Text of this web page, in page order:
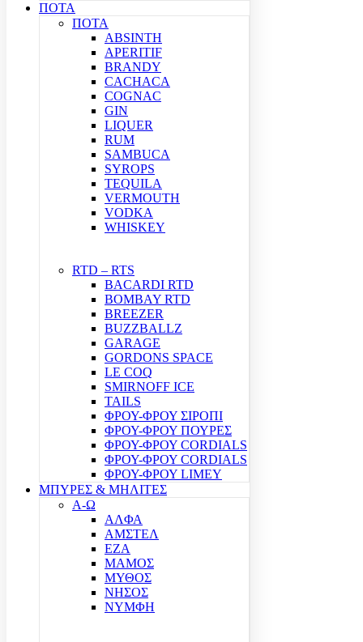
ΠΟΤΑ
ΠΟΤΑ
ABSINTH
APERITIF
BRANDY
CACHACA
COGNAC
GIN
LIQUER
RUM
SAMBUCA
SYROPS
TEQUILA
VERMOUTH
VODKA
WHISKEY
RTD – RTS
BACARDI RTD
BOMBAY RTD
BREEZER
BUZZBALLZ
GARAGE
GORDONS SPACE
LE COQ
SMIRNOFF ICE
TAILS
ΦΡΟΥ-ΦΡΟΥ ΣΙΡΟΠΙ
ΦΡΟΥ-ΦΡΟΥ ΠΟΥΡΕΣ
ΦΡΟΥ-ΦΡΟΥ CORDIALS
ΦΡΟΥ-ΦΡΟΥ CORDIALS
ΦΡΟΥ-ΦΡΟΥ LIMEY
ΜΠΥΡΕΣ & ΜΗΛΙΤΕΣ
Α-Ω
ΑΛΦΑ
ΑΜΣΤΕΛ
ΕΖΑ
ΜΑΜΟΣ
ΜΥΘΟΣ
ΝΗΣΟΣ
ΝΥΜΦΗ